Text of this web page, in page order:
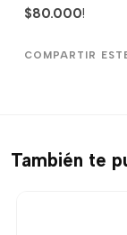
$80.000!
COMPARTIR
También te